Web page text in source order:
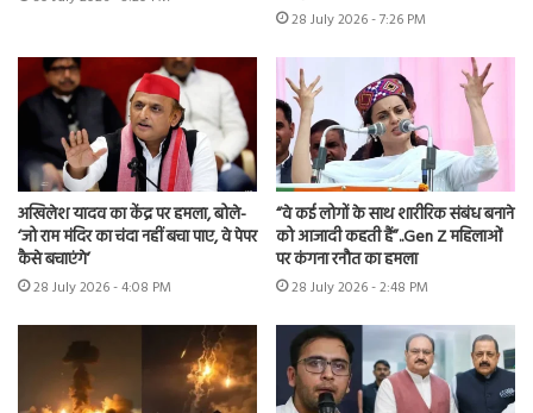
28 July 2026 - 7:26 PM
अखिलेश यादव का केंद्र पर हमला, बोले-
‘जो राम मंदिर का चंदा नहीं बचा पाए, वे पेपर
कैसे बचाएंगे’
28 July 2026 - 4:08 PM
“वे कई लोगों के साथ शारीरिक संबंध बनाने
को आजादी कहती हैं”..Gen Z महिलाओं
पर कंगना रनौत का हमला
28 July 2026 - 2:48 PM